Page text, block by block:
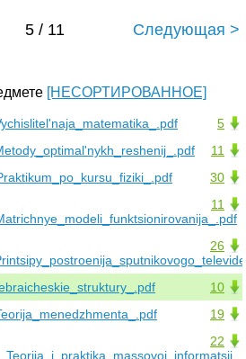
5 / 11 Следующая >
[НЕСОРТИРОВАННОЕ]
5
11
30
11
26
10
19
22